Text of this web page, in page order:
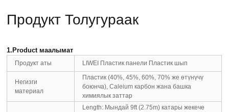
Продукт Толугураак
1.Product маалымат
Продукт аты LIWEI Пластик панели Пластик шып
Негизги
материал
Пластик (40%, 45%, 60%, 70% же өтүнүчү
боюнча), Caleium карбон жана башка
химиялык заттар
Length: Мындай 9ft (2.75m) катары жекече